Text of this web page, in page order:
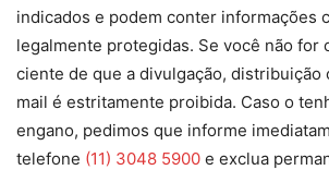
indicados e podem conter informações
legalmente protegidas. Se você não for
ciente de que a divulgação, distribuição
mail é estritamente proibida. Caso o
engano, pedimos que informe
telefone (11) 3048 5900 e exclua